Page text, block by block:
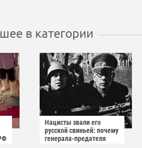
в категории
Нацисты звали его
русской свиньей: почему
генерала-предателя